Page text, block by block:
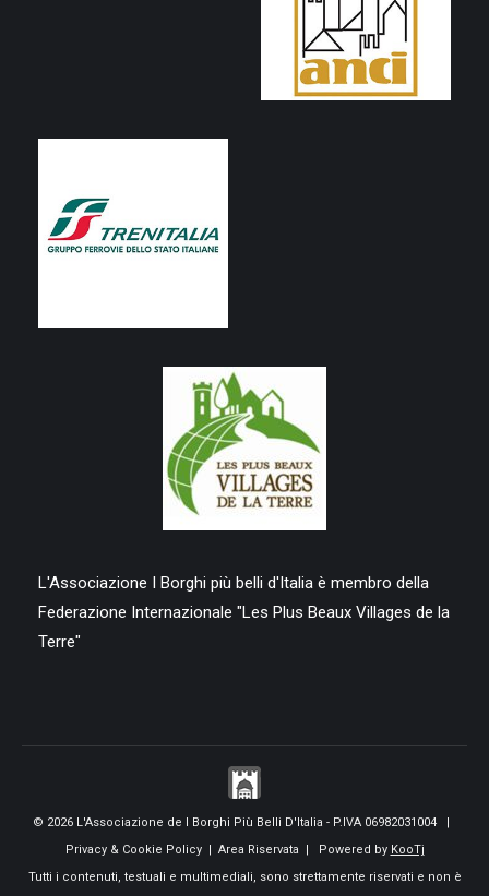
L'Associazione I Borghi più belli d'Italia è membro della
Federazione Internazionale "Les Plus Beaux Villages de la
Terre"
© 2026 L'Associazione de I Borghi Più Belli D'Italia - P.IVA 06982031004 |
Privacy & Cookie Policy| Area Riservata | Powered by KooTj
Tutti i contenuti, testuali e multimediali, sono strettamente riservati e non è